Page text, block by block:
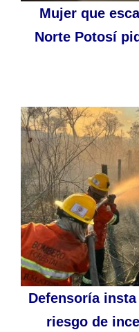
Mujer que
Norte Potosí
Defensoría
riesgo de